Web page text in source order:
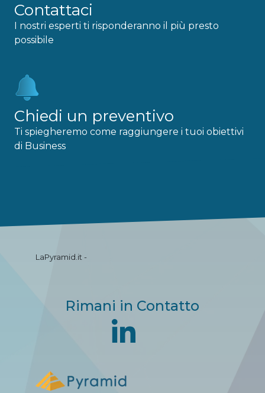
Contattaci
I nostri esperti ti risponderanno il più presto
possibile
Chiedi un preventivo
Ti spiegheremo come raggiungere i tuoi obiettivi
di Business
LaPyramid.it -
Rimani in Contatto